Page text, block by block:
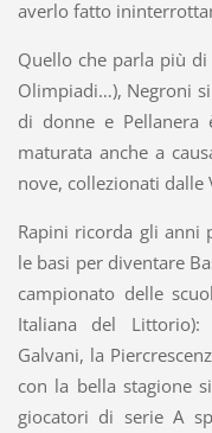
averlo fatto
Quello che parla più
Olimpiadi…), Negroni
di donne e
maturata anche a
nove, collezionati dalle
Rapini ricorda gli anni
le basi per diventare
campionato delle
Italiana del
Galvani, la
con la bella stagione
giocatori di serie A